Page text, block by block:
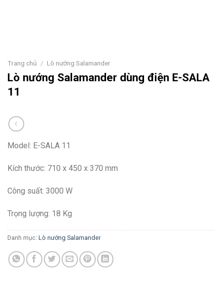
Trang chủ / Lò nướng Salamander
Lò nướng Salamander dùng điện E-SALA
11
Model: E-SALA 11
Kích thước: 710 x 450 x 370 mm
Công suất: 3000 W
Trọng lượng: 18 Kg
Danh mục: Lò nướng Salamander